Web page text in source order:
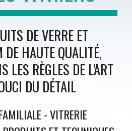
DE VERRE ET
HAUTE QUALITÉ,
LES RÈGLES DE L'ART
DU DÉTAIL
- VITRERIE